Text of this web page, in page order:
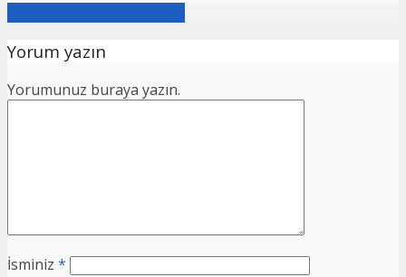
Yorum yazın
Yorumunuz buraya yazın.
İsminiz *